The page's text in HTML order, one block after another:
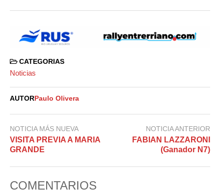
CATEGORIAS
Noticias
AUTOR Paulo Olivera
NOTICIA MÁS NUEVA
VISITA PREVIA A MARIA
GRANDE
NOTICIA ANTERIOR
FABIAN LAZZARONI
(Ganador N7)
COMENTARIOS